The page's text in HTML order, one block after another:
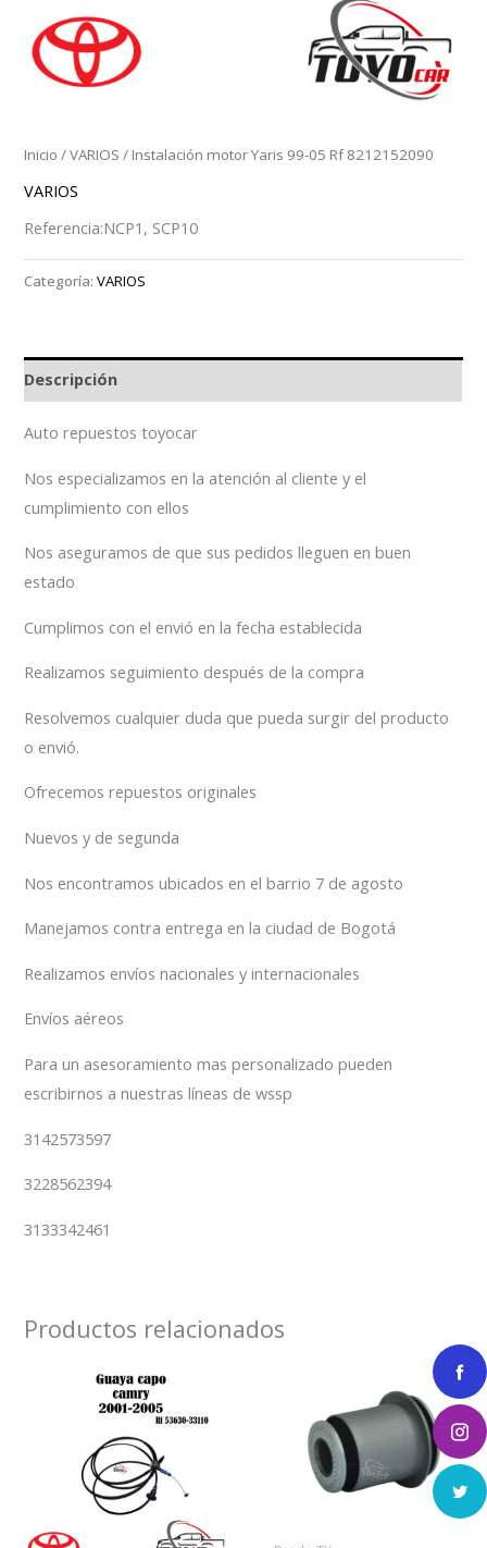
Inicio /VARIOS / Instalación motor Yaris 99-05 Rf 8212152090
VARIOS
Referencia:NCP1, SCP10
Categoría:VARIOS
Descripción
Auto repuestos toyocar
Nos especializamos en la atención al cliente y el
cumplimiento con ellos
Nos aseguramos de que sus pedidos lleguen en buen
estado
Cumplimos con el envió en la fecha establecida
Realizamos seguimiento después de la compra
Resolvemos cualquier duda que pueda surgir del producto
o envió.
Ofrecemos repuestos originales
Nuevos y de segunda
Nos encontramos ubicados en el barrio 7 de agosto
Manejamos contra entrega en la ciudad de Bogotá
Realizamos envíos nacionales y internacionales
Envíos aéreos
Para un asesoramiento mas personalizado pueden
escribirnos a nuestras líneas de wssp
3142573597
3228562394
3133342461
Productos relacionados